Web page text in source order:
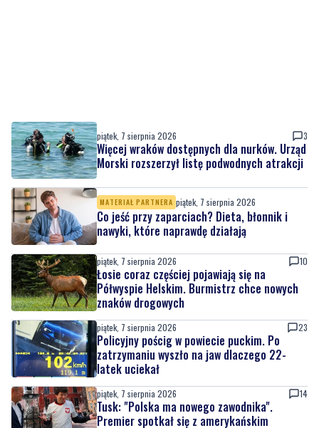
piątek, 7 sierpnia 2026 3
Więcej wraków dostępnych dla nurków. Urząd
Morski rozszerzył listę podwodnych atrakcji
MATERIAŁ PARTNERA piątek, 7 sierpnia 2026
Co jeść przy zaparciach? Dieta, błonnik i
nawyki, które naprawdę działają
piątek, 7 sierpnia 2026 10
Łosie coraz częściej pojawiają się na
Półwyspie Helskim. Burmistrz chce nowych
znaków drogowych
piątek, 7 sierpnia 2026 23
Policyjny pościg w powiecie puckim. Po
zatrzymaniu wyszło na jaw dlaczego 22-
latek uciekał
piątek, 7 sierpnia 2026 14
Tusk: "Polska ma nowego zawodnika".
Premier spotkał się z amerykańskim